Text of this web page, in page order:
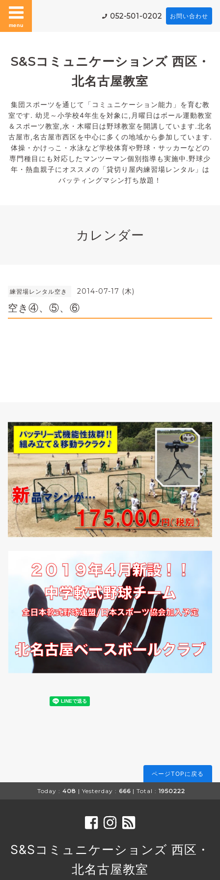
menu
052-501-0202 お問い合わせ
S&Sコミュニケーションズ 西区・
北名古屋教室
集団スポーツを通じて「コミュニケーション能力」を育む教
室です. 幼児～小学校4年生を対象に,月曜日はボール運動教室
＆スポーツ教室,水・木曜日は野球教室を開講しています.北名
古屋市,名古屋市西区を中心に多くの地域から参加しています.
体操・かけっこ・水泳など学校体育や野球・サッカーなどの
専門種目にも対応したマンツーマン個別指導も実施中.野球少
年・熱血親子にオススメの「貸切り屋内練習場レンタル」は
バッティングマシン打ち放題！
カレンダー
練習場レンタル空き 2014-07-17 (木)
空き④、⑤、⑥
ページTOPに戻る
Today : 408 | Yesterday : 666 | Total : 1950222
S&Sコミュニケーションズ 西区・
北名古屋教室